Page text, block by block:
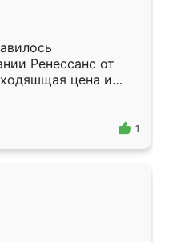
Ренессанс от
цена и
Приехавший
самый
1